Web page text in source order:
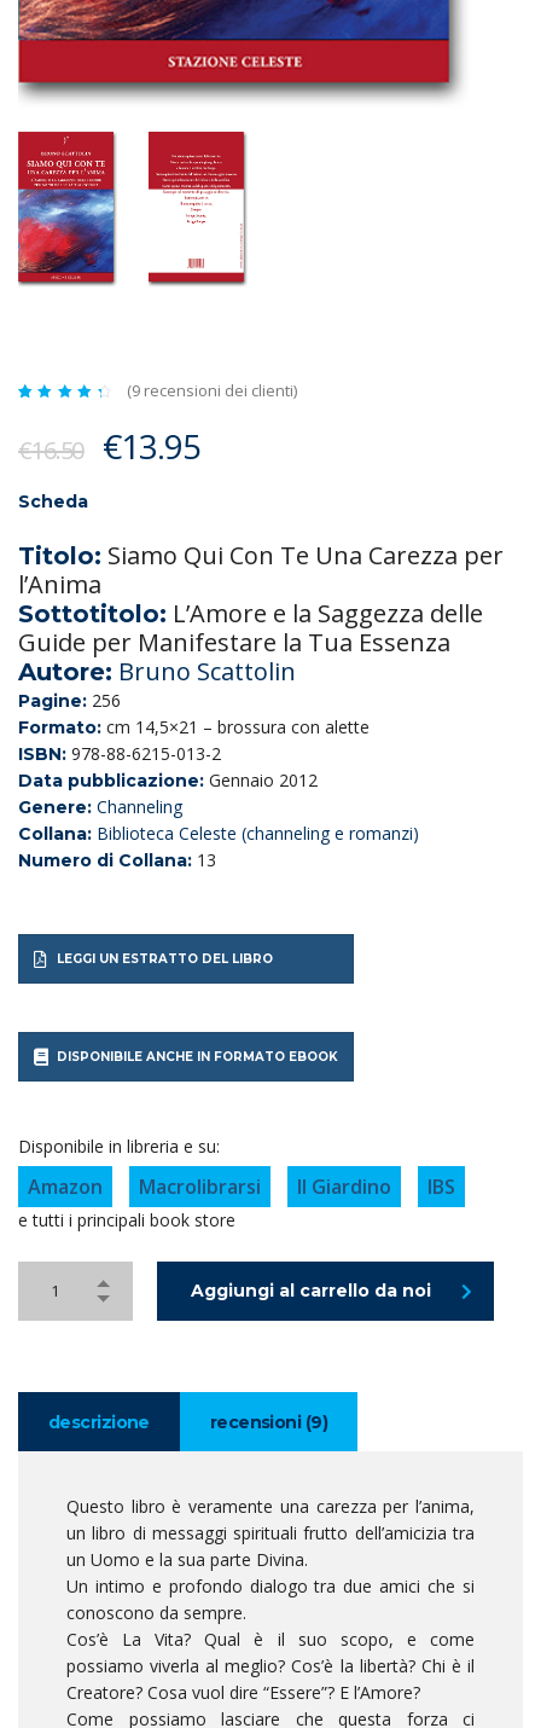
su
recensioni
(9 recensioni dei clienti)
€16.50 Il
era:
€16.50.
€13.95Il
è:
€13.95.
Scheda
Titolo: Siamo Qui Con Te Una Carezza per
l’Anima
Sottotitolo: L’Amore e la Saggezza delle
Guide per Manifestare la Tua Essenza
Autore: Bruno Scattolin
Pagine: 256
Formato: cm 14,5×21 – brossura con alette
ISBN: 978-88-6215-013-2
Data pubblicazione: Gennaio 2012
Genere: Channeling
Collana: Biblioteca Celeste (channeling e romanzi)
Numero di Collana: 13
LEGGI UN ESTRATTO DEL LIBRO
DISPONIBILE ANCHE IN FORMATO EBOOK
Disponibile in libreria e su:
Amazon Macrolibrarsi Il Giardino IBS
e tutti i principali book store
Aggiungi al carrello da noi
descrizione recensioni (9)
Questo libro è veramente una carezza per l’anima,
un libro di messaggi spirituali frutto dell’amicizia tra
un Uomo e la sua parte Divina.
Un intimo e profondo dialogo tra due amici che si
conoscono da sempre.
Cos’è La Vita? Qual è il suo scopo, e come
possiamo viverla al meglio? Cos’è la libertà? Chi è il
Creatore? Cosa vuol dire “Essere”? E l’Amore?
Come possiamo lasciare che questa forza ci